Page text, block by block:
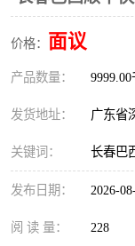
价格： 面议
产品数量：
发货地址： 广东省
关键词： 长春巴
发布日期： 2026-
阅 读 量： 228